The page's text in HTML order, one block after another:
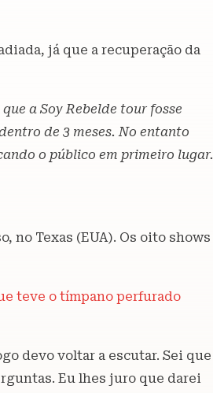
já que a recuperação da
a Soy Rebelde tour fosse
de 3 meses. No entanto
o público em primeiro lugar.
no Texas (EUA). Os oito shows
teve o tímpano perfurado
devo voltar a escutar. Sei que
Eu lhes juro que darei